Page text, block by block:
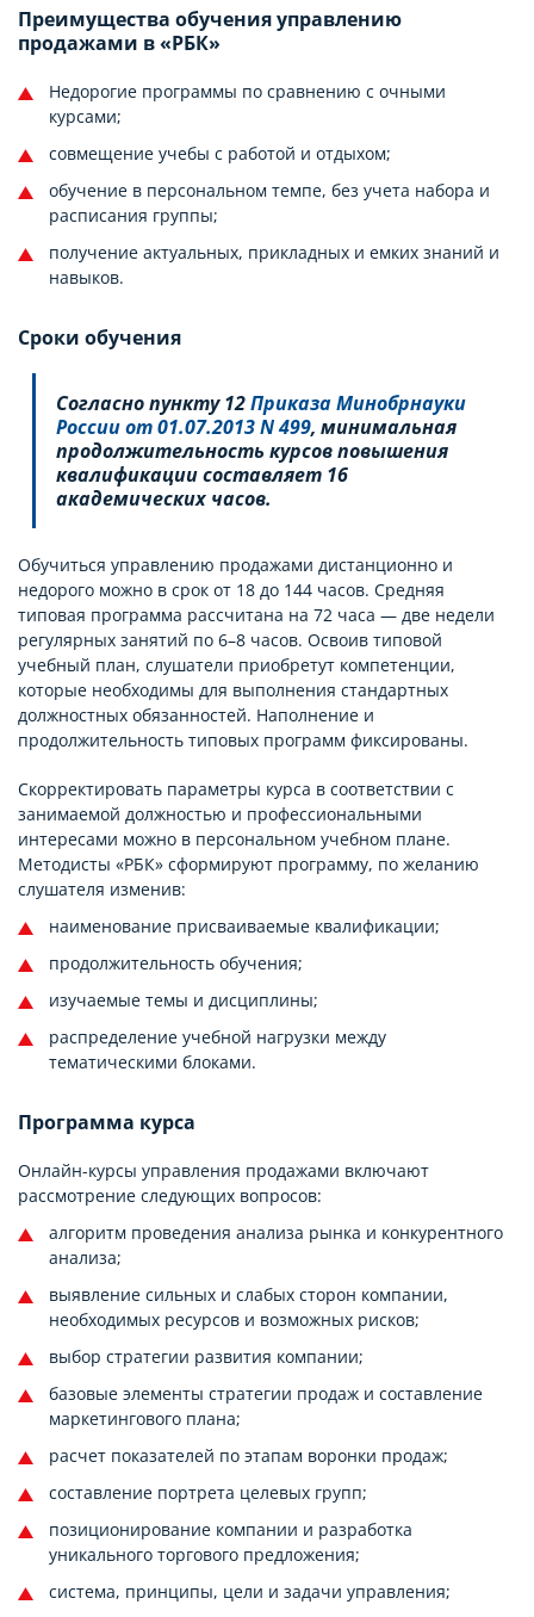
Преимущества обучения управлению
продажами в «РБК»
Недорогие программы по сравнению с очными
курсами;
совмещение учебы с работой и отдыхом;
обучение в персональном темпе, без учета набора и
расписания группы;
получение актуальных, прикладных и емких знаний и
навыков.
Сроки обучения
Согласно пункту 12Приказа Минобрнауки
России от 01.07.2013 N 499, минимальная
продолжительность курсов повышения
квалификации составляет 16
академических часов.
Обучиться управлению продажами дистанционно и
недорого можно в срок от 18 до 144 часов. Средняя
типовая программа рассчитана на 72 часа — две недели
регулярных занятий по 6–8 часов. Освоив типовой
учебный план, слушатели приобретут компетенции,
которые необходимы для выполнения стандартных
должностных обязанностей. Наполнение и
продолжительность типовых программ фиксированы.
Скорректировать параметры курса в соответствии с
занимаемой должностью и профессиональными
интересами можно в персональном учебном плане.
Методисты «РБК» сформируют программу, по желанию
слушателя изменив:
наименование присваиваемые квалификации;
продолжительность обучения;
изучаемые темы и дисциплины;
распределение учебной нагрузки между
тематическими блоками.
Программа курса
Онлайн-курсы управления продажами включают
рассмотрение следующих вопросов:
алгоритм проведения анализа рынка и конкурентного
анализа;
выявление сильных и слабых сторон компании,
необходимых ресурсов и возможных рисков;
выбор стратегии развития компании;
базовые элементы стратегии продаж и составление
маркетингового плана;
расчет показателей по этапам воронки продаж;
составление портрета целевых групп;
позиционирование компании и разработка
уникального торгового предложения;
система, принципы, цели и задачи управления;